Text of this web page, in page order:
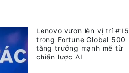
Lenovo vươn lên vị trí
trong Fortune Global 500
tăng trưởng mạnh mẽ từ
chiến lược AI